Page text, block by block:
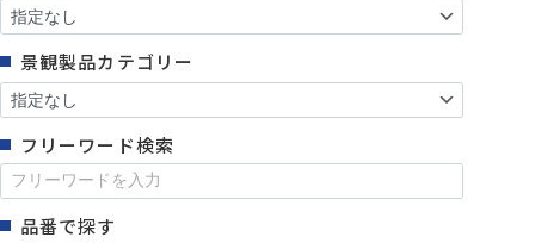
景観製品カテゴリー
フリーワード検索
品番で探す